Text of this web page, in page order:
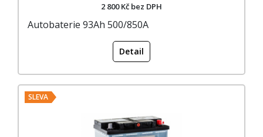
2 800 Kč bez DPH
Autobaterie 93Ah 500/850A
Detail
SLEVA